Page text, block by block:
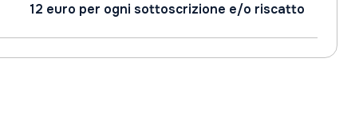
12 euro per ogni sottoscrizione e/o riscatto